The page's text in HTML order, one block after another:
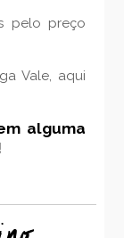
pelo preço
Vale, aqui
alguma